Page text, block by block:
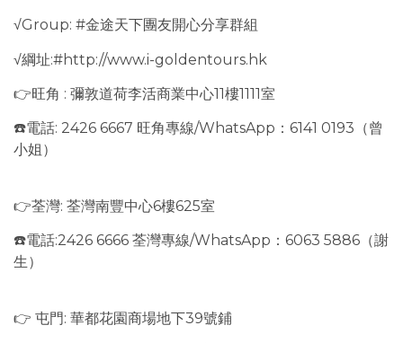
√Group: #金途天下團友開心分享群組
√綱址:#http://www.i-goldentours.hk
👉旺角 : 彌敦道荷李活商業中心11樓1111室
☎️電話: 2426 6667 旺角專線/WhatsApp：6141 0193（曾
小姐）
👉荃灣: 荃灣南豐中心6樓625室
☎️電話:2426 6666 荃灣專線/WhatsApp：6063 5886（謝
生）
👉 屯門: 華都花園商場地下39號鋪